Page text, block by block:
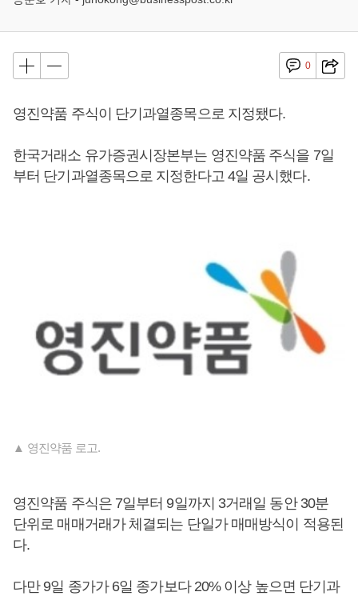
0
영진약품 주식이 단기과열종목으로 지정됐다.
한국거래소 유가증권시장본부는 영진약품 주식을 7일
부터 단기과열종목으로 지정한다고 4일 공시했다.
▲ 영진약품 로고.
영진약품 주식은 7일부터 9일까지 3거래일 동안 30분
단위로 매매거래가 체결되는 단일가 매매방식이 적용된
다.
다만 9일 종가가 6일 종가보다 20% 이상 높으면 단기과